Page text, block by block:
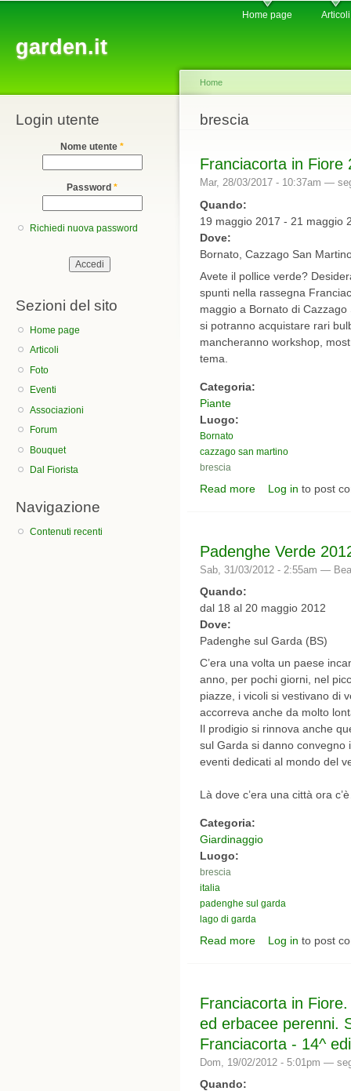
garden.it
Home page Articoli
Login utente
Nome utente *
Password *
Richiedi nuova password
Sezioni del sito
Home page
Articoli
Foto
Eventi
Associazioni
Forum
Bouquet
Dal Fiorista
Navigazione
Contenuti recenti
You are here
Home
brescia
Franciacorta in Fiore
Mar, 28/03/2017 - 10:37am —
Quando:
19 maggio 2017 - 21 maggio
Dove:
Bornato, Cazzago San
Avete il pollice verde?
spunti nella rassegna
maggio a Bornato di
si potranno acquistare rari
mancheranno workshop,
tema.
Categoria:
Piante
Luogo:
Bornato
cazzago san martino
brescia
Read more about Franciacorta in
Log in to post
Padenghe Verde
Sab, 31/03/2012 - 2:55am —
Quando:
dal 18 al 20 maggio 2012
Dove:
Padenghe sul Garda (BS)
C’era una volta un paese
anno, per pochi giorni, nel
piazze, i vicoli si vestivano di
accorreva anche da molto
Il prodigio si rinnova anche
sul Garda si danno convegno
eventi dedicati al mondo del
Là dove c’era una città ora
Categoria:
Giardinaggio
Luogo:
brescia
italia
padenghe sul garda
lago di garda
Read more about Padenghe
Log in to post
Franciacorta in
ed erbacee perenni.
Franciacorta - 14^
Dom, 19/02/2012 - 5:01pm —
Quando: